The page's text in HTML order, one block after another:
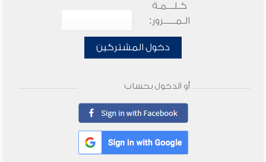
كـلـــمـة
الـمـــــرور:
دخول المشتركين
أو الدخول بحساب